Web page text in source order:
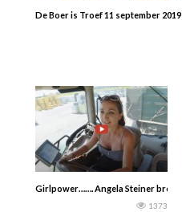
De Boer is Troef 11 september
Girlpower……. Angela Steiner
1373